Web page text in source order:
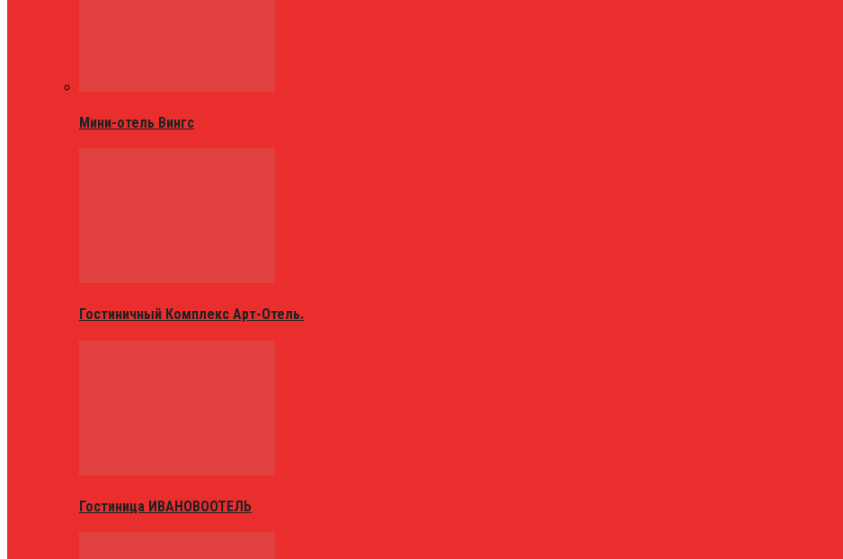
Мини-отель Вингс
Гостиничный Комплекс Арт-Отель.
Гостиница ИВАНОВООТЕЛЬ